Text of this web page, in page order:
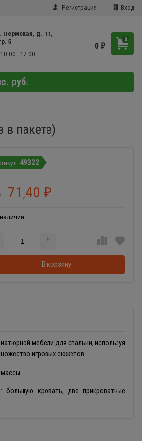
Регистрация Вход
Пермская, д. 11,
5
0
0₽
руб.
пакете)
49322
71,40₽
+
В корзину
мебели для спальни, используя
игровых сюжетов.
кровать, две прикроватные